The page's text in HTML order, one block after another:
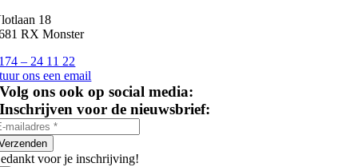
18
RX Monster
– 24 11 22
ons een email
Volg ons ook op social media:
Inschrijven voor de nieuwsbrief:
voor je inschrijving!